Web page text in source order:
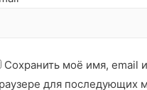
Сохранить моё имя, email
для последующих